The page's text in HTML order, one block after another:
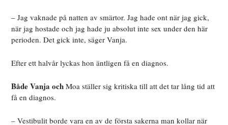
– Jag vaknade på natten av smärtor. Jag hade ont när jag gick,
när jag hostade och jag hade ju absolut inte sex under den här
perioden. Det gick inte, säger Vanja.
Efter ett halvår lyckas hon äntligen få en diagnos.
Både Vanja och Moa ställer sig kritiska till att det tar lång tid att
få en diagnos.
– Vestibulit borde vara en av de första sakerna man kollar när